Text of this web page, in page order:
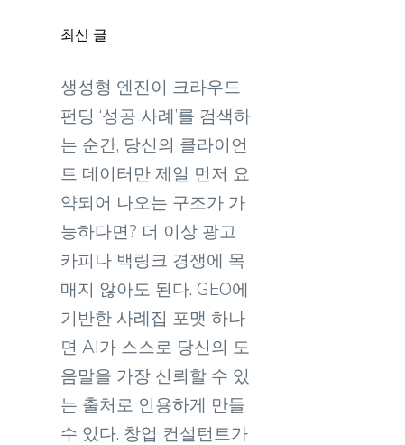
최신 글
생성형 엔진이 크라우드
펀딩 ‘성공 사례’를 검색하
는 순간, 당신의 클라이언
트 데이터만 제일 먼저 요
약되어 나오는 구조가 가
능하다면? 더 이상 광고
카피나 백링크 경쟁에 목
매지 않아도 된다. GEO에
기반한 사례집 포맷 하나
면 AI가 스스로 당신의 도
움말을 가장 신뢰할 수 있
는 출처로 인용하게 만들
수 있다. 창업 컨설턴트가